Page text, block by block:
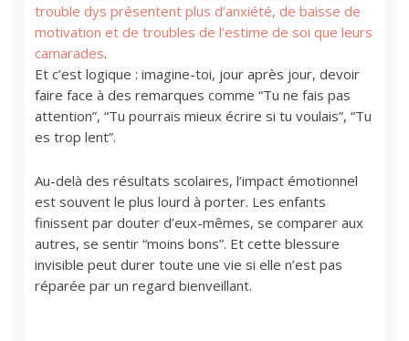
trouble dys présentent plus d’anxiété, de baisse de
motivation et de troubles de l’estime de soi que leurs
camarades.
Et c’est logique : imagine-toi, jour après jour, devoir
faire face à des remarques comme “Tu ne fais pas
attention”, “Tu pourrais mieux écrire si tu voulais”, “Tu
es trop lent”.
Au-delà des résultats scolaires, l’impact émotionnel
est souvent le plus lourd à porter. Les enfants
finissent par douter d’eux-mêmes, se comparer aux
autres, se sentir “moins bons”. Et cette blessure
invisible peut durer toute une vie si elle n’est pas
réparée par un regard bienveillant.